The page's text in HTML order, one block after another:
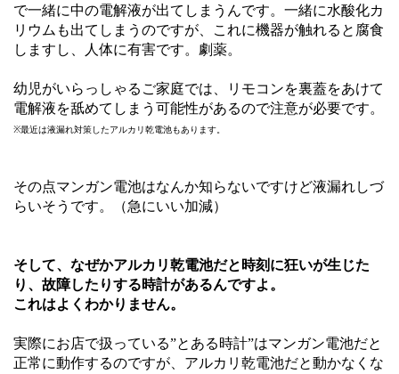
で一緒に中の電解液が出てしまうんです。一緒に水酸化カ
リウムも出てしまうのですが、これに機器が触れると腐食
しますし、人体に有害です。劇薬。
幼児がいらっしゃるご家庭では、リモコンを裏蓋をあけて
電解液を舐めてしまう可能性があるので注意が必要です。
※最近は液漏れ対策したアルカリ乾電池もあります。
その点マンガン電池はなんか知らないですけど液漏れしづ
らいそうです。（急にいい加減）
そして、なぜかアルカリ乾電池だと時刻に狂いが生じた
り、故障したりする時計があるんですよ。
これはよくわかりません。
実際にお店で扱っている”とある時計”はマンガン電池だと
正常に動作するのですが、アルカリ乾電池だと動かなくな